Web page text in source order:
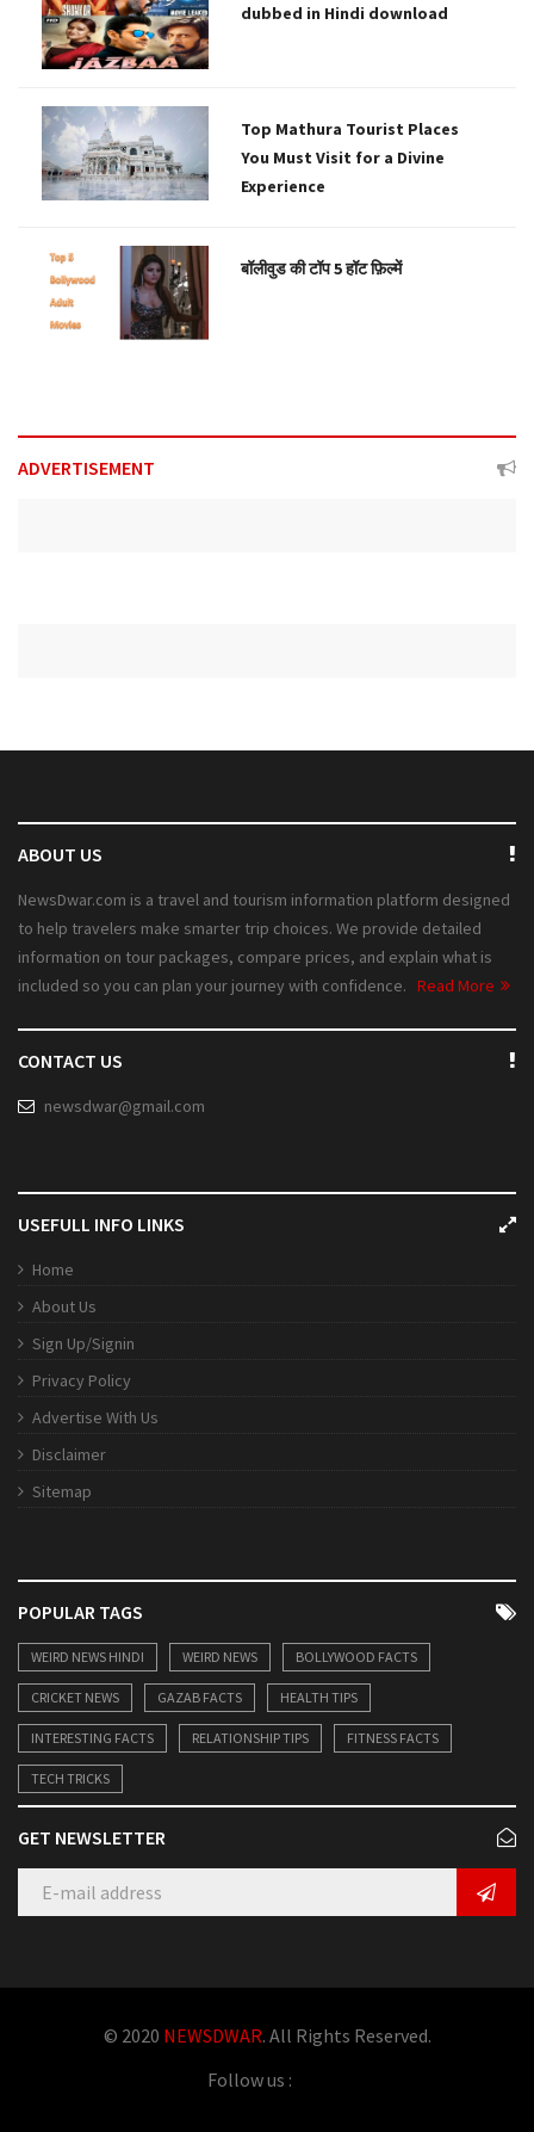
dubbed in Hindi download
Top Mathura Tourist Places
You Must Visit for a Divine
Experience
बॉलीवुड की टॉप 5 हॉट फ़िल्में
ADVERTISEMENT
ABOUT US
NewsDwar.com is a travel and tourism information platform designed
to help travelers make smarter trip choices. We provide detailed
information on tour packages, compare prices, and explain what is
included so you can plan your journey with confidence. Read More
CONTACT US
newsdwar@gmail.com
USEFULL INFO LINKS
Home
About Us
Sign Up/Signin
Privacy Policy
Advertise With Us
Disclaimer
Sitemap
POPULAR TAGS
WEIRD NEWS HINDI WEIRD NEWS BOLLYWOOD FACTS
CRICKET NEWS GAZAB FACTS HEALTH TIPS
INTERESTING FACTS RELATIONSHIP TIPS FITNESS FACTS
TECH TRICKS
GET NEWSLETTER
© 2020 NEWSDWAR. All Rights Reserved.
Follow us :